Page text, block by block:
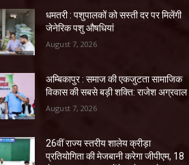
धमतरी : पशुपालकों को सस्ती दर पर मिलेंगी
जेनेरिक पशु औषधियां
August 7, 2026
अम्बिकापुर : समाज की एकजुटता सामाजिक
विकास की सबसे बड़ी शक्ति: राजेश अग्रवाल
August 7, 2026
26वीं राज्य स्तरीय शालेय क्रीड़ा
प्रतियोगिता की मेजबानी करेगा जीपीएम, 18